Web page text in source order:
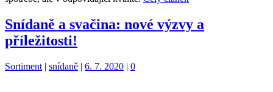
Snídaně a svačina: nové výzvy a
příležitosti!
Kategorie:
Sortiment | Štítky:
snídaně | 6. 7. 2020 | 0